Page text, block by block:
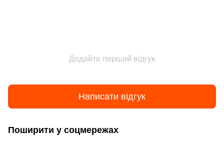
Додайте перший відгук
Написати відгук
Поширити у соцмережах